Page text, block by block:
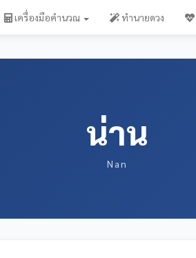
เครื่องมือคำนวณ ทำนายดวง
น่าน
Nan